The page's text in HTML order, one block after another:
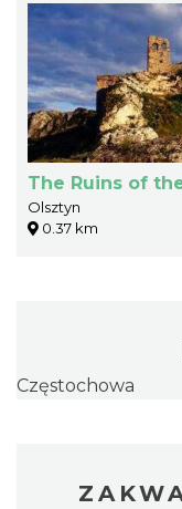
The Ruins of
Olsztyn
0.37 km
Częstochowa